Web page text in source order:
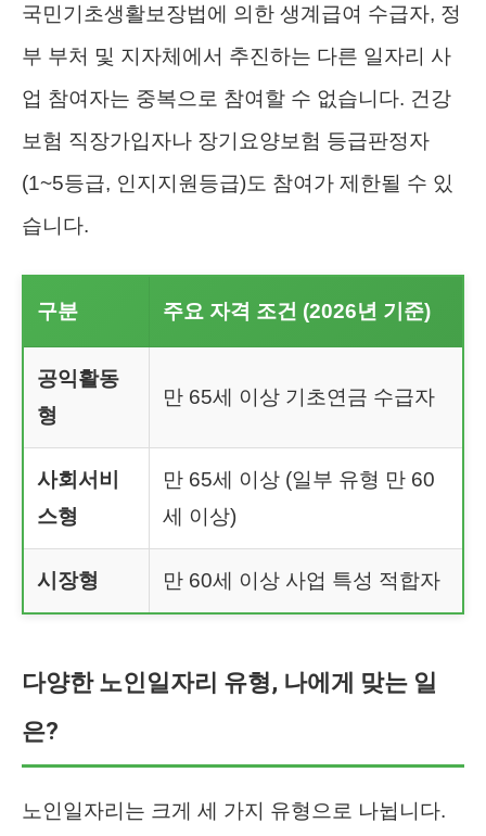
국민기초생활보장법에 의한 생계급여 수급자, 정
부 부처 및 지자체에서 추진하는 다른 일자리 사
업 참여자는 중복으로 참여할 수 없습니다. 건강
보험 직장가입자나 장기요양보험 등급판정자
(1~5등급, 인지지원등급)도 참여가 제한될 수 있
습니다.
구분 주요 자격 조건 (2026년 기준)
공익활동
형
만 65세 이상 기초연금 수급자
사회서비
스형
만 65세 이상 (일부 유형 만 60
세 이상)
시장형 만 60세 이상 사업 특성 적합자
다양한 노인일자리 유형, 나에게 맞는 일
은?
노인일자리는 크게 세 가지 유형으로 나뉩니다.